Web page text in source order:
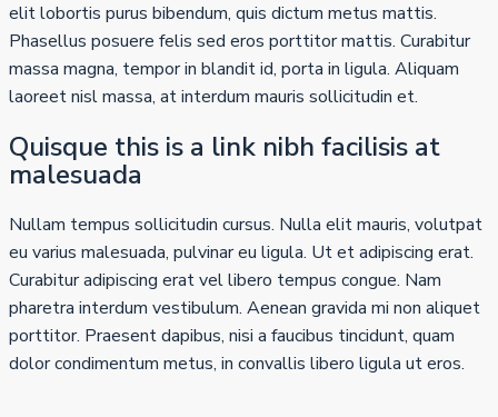
elit lobortis purus bibendum, quis dictum metus mattis.
Phasellus posuere felis sed eros porttitor mattis. Curabitur
massa magna, tempor in blandit id, porta in ligula. Aliquam
laoreet nisl massa, at interdum mauris sollicitudin et.
Quisque this is a link nibh facilisis at
malesuada
Nullam tempus sollicitudin cursus. Nulla elit mauris, volutpat
eu varius malesuada, pulvinar eu ligula. Ut et adipiscing erat.
Curabitur adipiscing erat vel libero tempus congue. Nam
pharetra interdum vestibulum. Aenean gravida mi non aliquet
porttitor. Praesent dapibus, nisi a faucibus tincidunt, quam
dolor condimentum metus, in convallis libero ligula ut eros.